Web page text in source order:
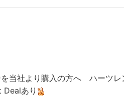
当社より購入の方へ ハーツレ
あり